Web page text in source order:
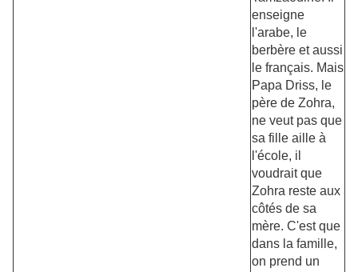
enseigne
l'arabe, le
berbère et aussi
le français. Mais
Papa Driss, le
père de Zohra,
ne veut pas que
sa fille aille à
l'école, il
voudrait que
Zohra reste aux
côtés de sa
mère. C'est que
dans la famille,
on prend un